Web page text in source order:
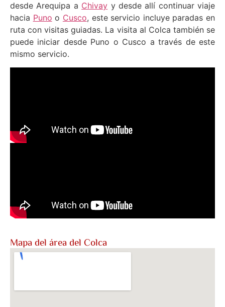
desde Arequipa a Chivay y desde allí continuar viaje
hacia Puno o Cusco, este servicio incluye paradas en
ruta con visitas guiadas. La visita al Colca también se
puede iniciar desde Puno o Cusco a través de este
mismo servicio.
Mapa del área del Colca